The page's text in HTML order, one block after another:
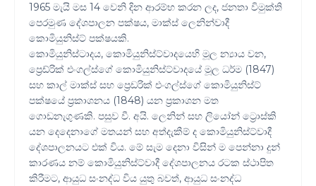
1965 මැයි මස 14 වෙනි දින ආරම්භ කරන ලද, ජනතා විමුක්ති
පෙරමුණ දේශපාලන පක්ෂය, මාක්ස් ලෙනින්වාදී
කොමියුනිස්ට් පක්ෂයකි.
කොමියුනිස්ටාදය, කොමියුනිස්ට්වාදයෙහි මූල න්‍යාය වන,
ප්‍රෙඩ්රික් එංගල්ස්ගේ කොමියුනිස්ට්වාදයේ මූල ධර්ම (1847)
සහ කාල් මාක්ස් සහ ප්‍රෙඩරික් එංගල්ස්ගේ කොමියුනිස්ට්
පක්ෂයේ ප්‍රකාශනය (1848) යන ප්‍රකාශන මත
ගොඩනැගුණකි. පසුව වී. අයි. ලෙනින් සහ ලියෝන් ට්‍රොස්කි
යන දෙදෙනාගේ මතයන් සහ අත්දැකීම් ද කොමියුනිස්ට්වාදී
දේශපාලනයට එක් විය. මේ සැම දෙනා විසින් ම පෙන්නා දුන්
කාරණය නම් කොමියුනිස්ට්වාදී දේශපාලනය රටක ස්ථාපිත
කිරීමට, ආයුධ සංනද්ධ විය යුතු බවත්, ආයුධ සංනද්ධ